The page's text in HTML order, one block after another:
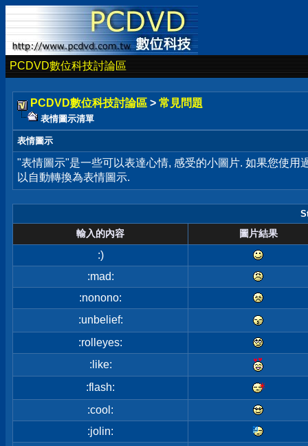
PCDVD數位科技討論區
PCDVD數位科技討論區 > 常見問題
表情圖示清單
表情圖示
"表情圖示"是一些可以表達心情, 感受的小圖片. 如果您使
以自動轉換為表情圖示.
輸入的內容 圖片結果
:)
:mad:
:nonono:
:unbelief:
:rolleyes:
:like:
:flash:
:cool:
:jolin: